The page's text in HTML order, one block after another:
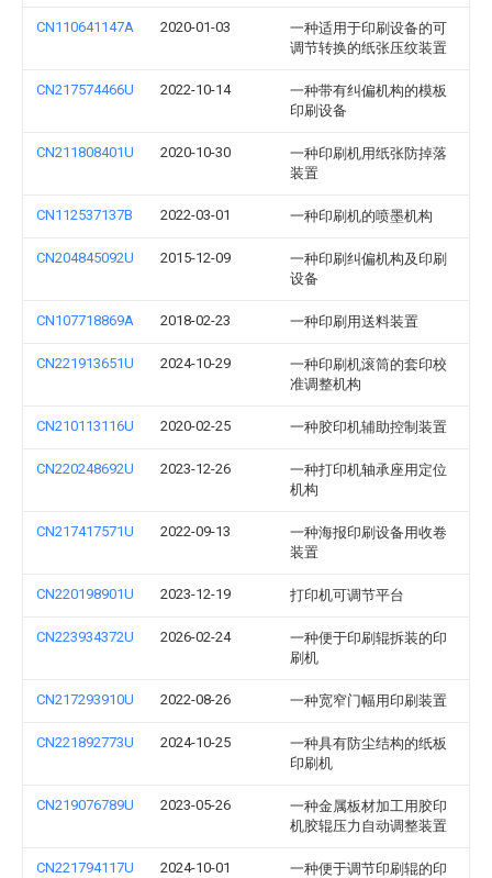
CN110641147A 2020-01-03
一种适用于印刷设备的可
调节转换的纸张压纹装置
CN217574466U 2022-10-14
一种带有纠偏机构的模板
印刷设备
CN211808401U 2020-10-30
一种印刷机用纸张防掉落
装置
CN112537137B 2022-03-01 一种印刷机的喷墨机构
CN204845092U 2015-12-09
一种印刷纠偏机构及印刷
设备
CN107718869A 2018-02-23 一种印刷用送料装置
CN221913651U 2024-10-29
一种印刷机滚筒的套印校
准调整机构
CN210113116U 2020-02-25 一种胶印机辅助控制装置
CN220248692U 2023-12-26
一种打印机轴承座用定位
机构
CN217417571U 2022-09-13
一种海报印刷设备用收卷
装置
CN220198901U 2023-12-19 打印机可调节平台
CN223934372U 2026-02-24
一种便于印刷辊拆装的印
刷机
CN217293910U 2022-08-26 一种宽窄门幅用印刷装置
CN221892773U 2024-10-25
一种具有防尘结构的纸板
印刷机
CN219076789U 2023-05-26
一种金属板材加工用胶印
机胶辊压力自动调整装置
CN221794117U 2024-10-01
一种便于调节印刷辊的印